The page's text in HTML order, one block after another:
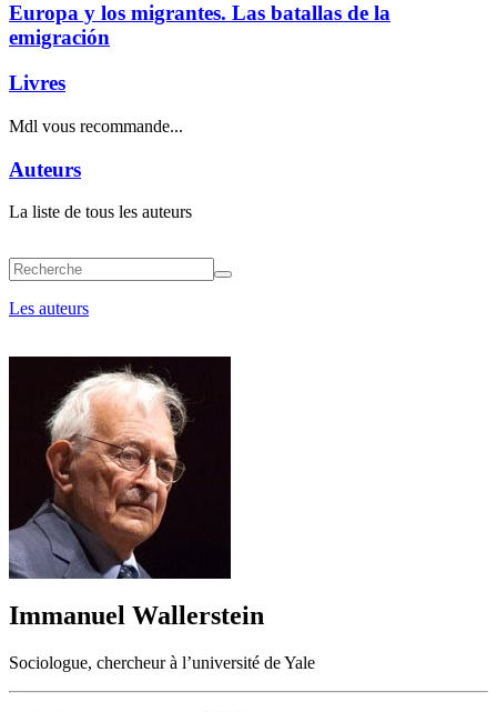
Europa y los migrantes. Las batallas de la
emigración
Livres
Mdl vous recommande...
Auteurs
La liste de tous les auteurs
Les auteurs
Immanuel Wallerstein
Sociologue, chercheur à l’université de Yale